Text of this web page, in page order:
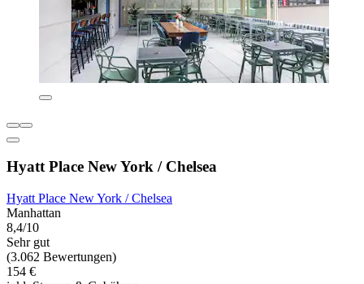
Hyatt Place New York / Chelsea
Hyatt Place New York / Chelsea
Manhattan
8,4/10
Sehr gut
(3.062 Bewertungen)
154 €